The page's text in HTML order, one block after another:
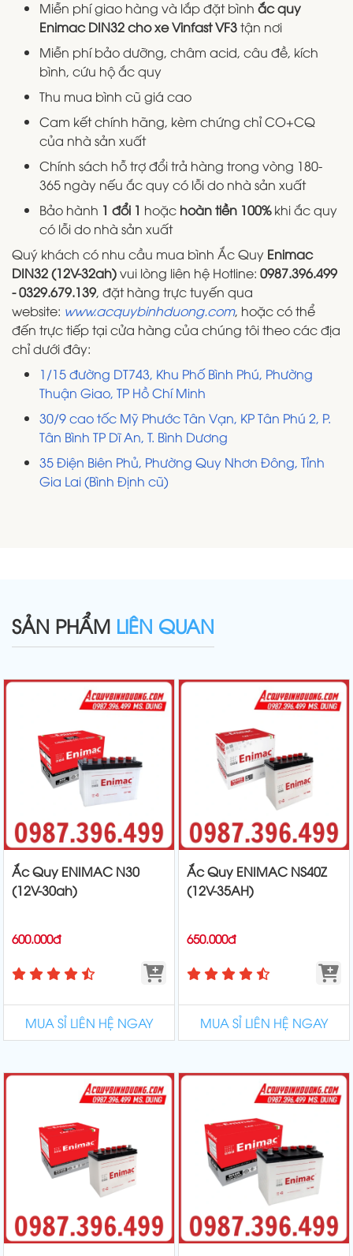
Miễn phí giao hàng và lắp đặt bình ắc quy
Enimac DIN32 cho xe Vinfast VF3tận nơi
Miễn phí bảo dưỡng, châm acid, câu đề, kích
bình, cứu hộ ắc quy
Thu mua bình cũ giá cao
Cam kết chính hãng, kèm chứng chỉ CO+CQ
của nhà sản xuất
Chính sách hỗ trợ đổi trả hàng trong vòng 180-
365 ngày nếu ắc quy có lỗi do nhà sản xuất
Bảo hành 1 đổi 1 hoặc hoàn tiền 100%khi ắc quy
có lỗi do nhà sản xuất
Quý khách có nhu cầu mua bình Ắc Quy Enimac
DIN32 (12V-32ah)vui lòng liên hệ Hotline: 0987.396.499
- 0329.679.139, đặt hàng trực tuyến qua
website: www.acquybinhduong.com, hoặc có thể
đến trực tiếp tại cửa hàng của chúng tôi theo các địa
chỉ dưới đây:
1/15 đường DT743, Khu Phố Bình Phú, Phường
Thuận Giao, TP Hồ Chí Minh
30/9 cao tốc Mỹ Phước Tân Vạn, KP Tân Phú 2, P.
Tân Bình TP Dĩ An, T. Bình Dương
35 Điện Biên Phủ, Phường Quy Nhơn Đông, Tỉnh
Gia Lai (Bình Định cũ)
SẢN PHẨM LIÊN QUAN
Ắc Quy ENIMAC N30
(12V-30ah)
600.000đ
MUA SỈ LIÊN HỆ NGAY
Ắc Quy ENIMAC NS40Z
(12V-35AH)
650.000đ
MUA SỈ LIÊN HỆ NGAY